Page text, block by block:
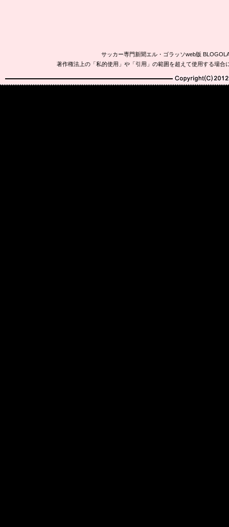
サッカー専門新聞エル・ゴラッソweb版
著作権法上の「私的使用」や「引用」の範囲を超えて使用する場
Copyright(C)2010-